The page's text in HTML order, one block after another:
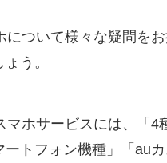
について様々な疑問を
う。
マホサービスには、「4
ートフォン機種」「au